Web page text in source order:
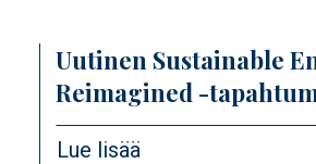
Uutinen Sustainable
Reimagined -
Lue lisää